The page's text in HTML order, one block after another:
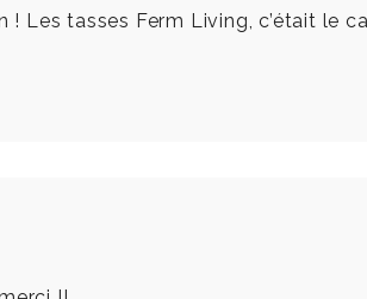
Les tasses Ferm Living, c’était le